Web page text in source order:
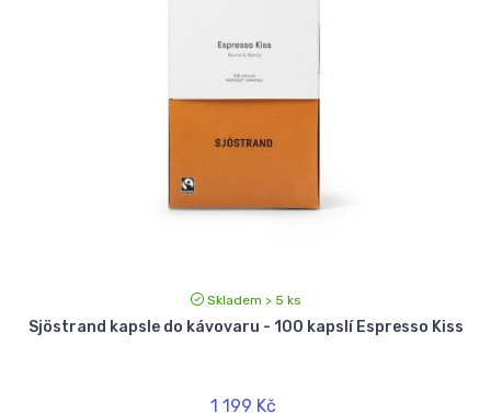
Skladem > 5 ks
Sjöstrand kapsle do kávovaru - 100 kapslí Espresso Kiss
1 199 Kč